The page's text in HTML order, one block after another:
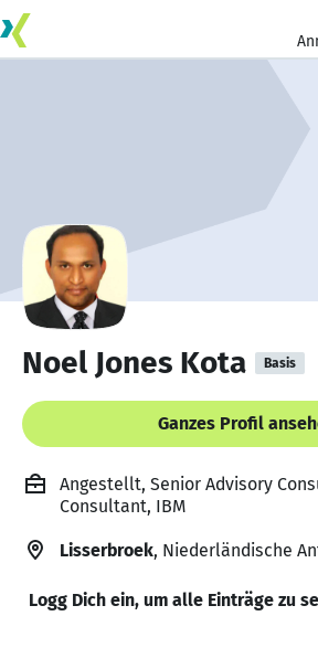
Noel Jones Kota Basis
Ganzes Profil
Angestellt, Senior Advisory
Consultant, IBM
Lisserbroek, Niederländische
Logg Dich ein, um alle Einträge zu